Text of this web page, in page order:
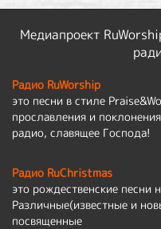
Медиапроект
Радио RuWorship
это песни в стиле
прославления и
радио, славящее Господа!
Радио RuChristmas
это рождественские песни
Различные(известные и
посвященные